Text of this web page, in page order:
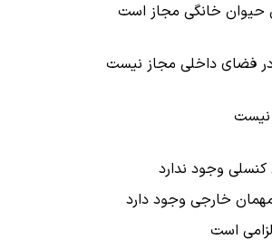
حیوان خانگی مجاز است
فضای داخلی مجاز نیست
نیست
کنسلی وجود ندارد
خارجی وجود دارد
است